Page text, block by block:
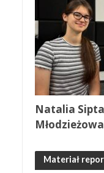
Natalia
Materiał